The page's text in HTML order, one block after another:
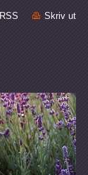
RSS Skriv ut